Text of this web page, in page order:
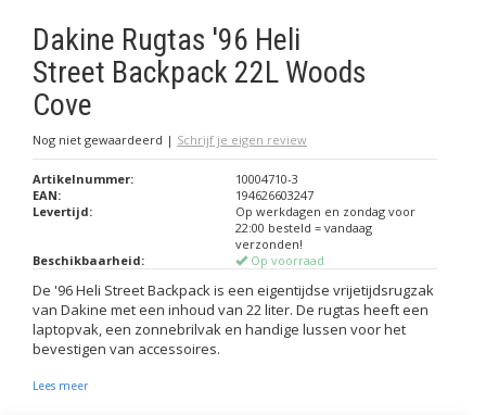
Dakine Rugtas '96 Heli
Street Backpack 22L Woods
Cove
Nog niet gewaardeerd | Schrijf je eigen review
Artikelnummer:
10004710-3
EAN:
194626603247
Levertijd:
Op werkdagen en zondag voor
22:00 besteld = vandaag
verzonden!
Beschikbaarheid:
Op voorraad
De '96 Heli Street Backpack is een eigentijdse vrijetijdsrugzak
van Dakine met een inhoud van 22 liter. De rugtas heeft een
laptopvak, een zonnebrilvak en handige lussen voor het
bevestigen van accessoires.
Lees meer